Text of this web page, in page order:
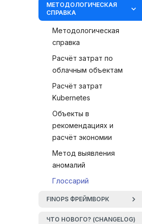
Регистрация и логин
Профиль пользователя
МЕТОДОЛОГИЧЕСКАЯ
СПРАВКА
Методологическая
справка
Расчёт затрат по
облачным объектам
Расчёт затрат
Kubernetes
Объекты в
рекомендациях и
расчёт экономии
Метод выявления
аномалий
Глоссарий
FINOPS ФРЕЙМВОРК
Обзор FinOps-
ЧТО НОВОГО? (CHANGELOG)